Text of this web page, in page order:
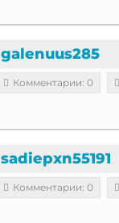
galenuus285
Комментарии: 0
sadiepxn55191
Комментарии: 0